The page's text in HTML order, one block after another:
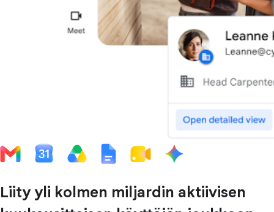
Liity yli kolmen miljardin aktiivisen